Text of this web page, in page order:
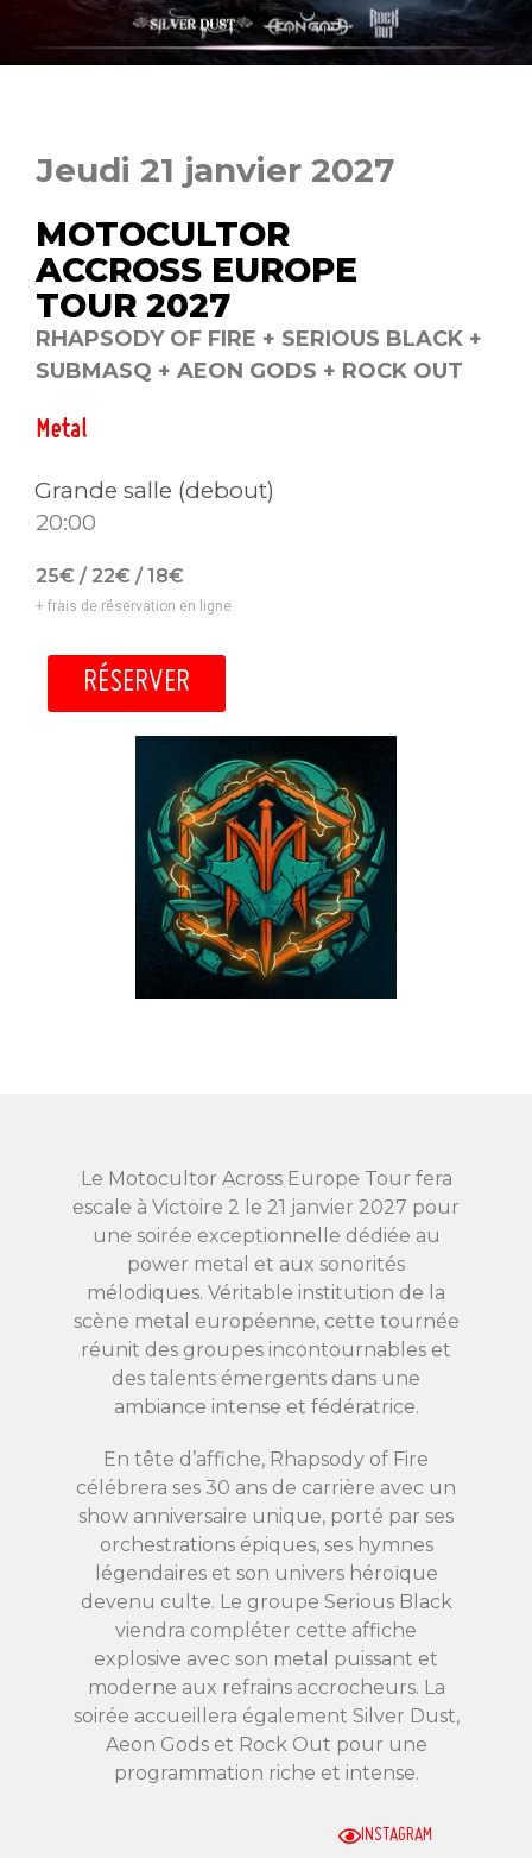
Jeudi 21 janvier 2027
MOTOCULTOR
ACCROSS EUROPE
TOUR 2027
RHAPSODY OF FIRE + SERIOUS BLACK +
SUBMASQ + AEON GODS + ROCK OUT
Metal
Grande salle (debout)
20:00
25€ / 22€ / 18€
+ frais de réservation en ligne
RÉSERVER
Le Motocultor Across Europe Tour fera
escale à Victoire 2 le 21 janvier 2027 pour
une soirée exceptionnelle dédiée au
power metal et aux sonorités
mélodiques. Véritable institution de la
scène metal européenne, cette tournée
réunit des groupes incontournables et
des talents émergents dans une
ambiance intense et fédératrice.
En tête d’affiche, Rhapsody of Fire
célébrera ses 30 ans de carrière avec un
show anniversaire unique, porté par ses
orchestrations épiques, ses hymnes
légendaires et son univers héroïque
devenu culte. Le groupe Serious Black
viendra compléter cette affiche
explosive avec son metal puissant et
moderne aux refrains accrocheurs. La
soirée accueillera également Silver Dust,
Aeon Gods et Rock Out pour une
programmation riche et intense.
INSTAGRAM